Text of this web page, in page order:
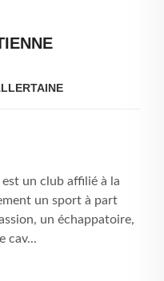
est un club affilié à la
un sport à part
un échappatoire,
cav...